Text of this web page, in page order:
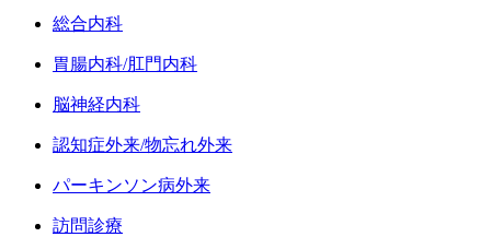
総合内科
胃腸内科/肛門内科
脳神経内科
認知症外来/物忘れ外来
パーキンソン病外来
訪問診療